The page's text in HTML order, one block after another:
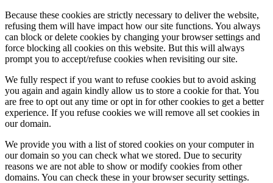
Because these cookies are strictly necessary to deliver the website,
refusing them will have impact how our site functions. You always
can block or delete cookies by changing your browser settings and
force blocking all cookies on this website. But this will always
prompt you to accept/refuse cookies when revisiting our site.
We fully respect if you want to refuse cookies but to avoid asking
you again and again kindly allow us to store a cookie for that. You
are free to opt out any time or opt in for other cookies to get a better
experience. If you refuse cookies we will remove all set cookies in
our domain.
We provide you with a list of stored cookies on your computer in
our domain so you can check what we stored. Due to security
reasons we are not able to show or modify cookies from other
domains. You can check these in your browser security settings.